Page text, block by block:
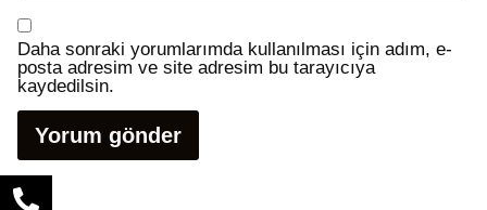
Daha sonraki yorumlarımda kullanılması için adım, e-
posta adresim ve site adresim bu tarayıcıya
kaydedilsin.